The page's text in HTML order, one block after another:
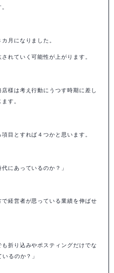
月になりました。
れていく可能性が上がります。
様は考え行動にうつす時期に差し
す。
目とすれば４つかと思います。
にあっているのか？」
経営者が思っている業績を伸ばせ
折り込みやポスティングだけでな
るのか？」